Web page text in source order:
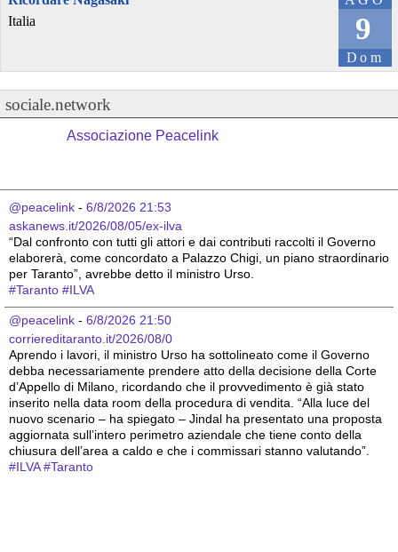
9
Dom
Italia
sociale.network
Associazione Peacelink
@peacelink - 6/8/2026 21:53
askanews.it/2026/08/05/ex-ilva
“Dal confronto con tutti gli attori e dai contributi raccolti il Governo
elaborerà, come concordato a Palazzo Chigi, un piano straordinario
per Taranto”, avrebbe detto il ministro Urso.
#Taranto #ILVA
@peacelink - 6/8/2026 21:50
corriereditaranto.it/2026/08/0
Aprendo i lavori, il ministro Urso ha sottolineato come il Governo
debba necessariamente prendere atto della decisione della Corte
d’Appello di Milano, ricordando che il provvedimento è già stato
inserito nella data room della procedura di vendita. “Alla luce del
nuovo scenario – ha spiegato – Jindal ha presentato una proposta
aggiornata sull’intero perimetro aziendale che tiene conto della
chiusura dell’area a caldo e che i commissari stanno valutando”.
#ILVA #Taranto